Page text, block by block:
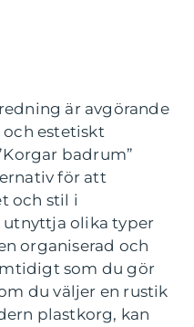
är avgörande
och estetiskt
badrum”
för att
och stil i
olika typer
organiserad och
som du gör
du väljer en rustik
plastkorg, kan